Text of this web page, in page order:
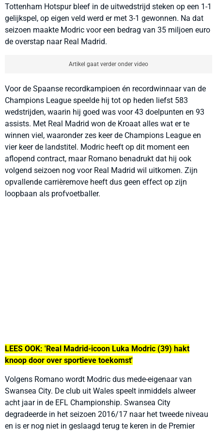
Tottenham Hotspur bleef in de uitwedstrijd steken op een 1-1
gelijkspel, op eigen veld werd er met 3-1 gewonnen. Na dat
seizoen maakte Modric voor een bedrag van 35 miljoen euro
de overstap naar Real Madrid.
Artikel gaat verder onder video
Voor de Spaanse recordkampioen én recordwinnaar van de
Champions League speelde hij tot op heden liefst 583
wedstrijden, waarin hij goed was voor 43 doelpunten en 93
assists. Met Real Madrid won de Kroaat alles wat er te
winnen viel, waaronder zes keer de Champions League en
vier keer de landstitel. Modric heeft op dit moment een
aflopend contract, maar Romano benadrukt dat hij ook
volgend seizoen nog voor Real Madrid wil uitkomen. Zijn
opvallende carrièremove heeft dus geen effect op zijn
loopbaan als profvoetballer.
LEES OOK: 'Real Madrid-icoon Luka Modric (39) hakt
knoop door over sportieve toekomst'
Volgens Romano wordt Modric dus mede-eigenaar van
Swansea City. De club uit Wales speelt inmiddels alweer
acht jaar in de EFL Championship. Swansea City
degradeerde in het seizoen 2016/17 naar het tweede niveau
en is er nog niet in geslaagd terug te keren in de Premier